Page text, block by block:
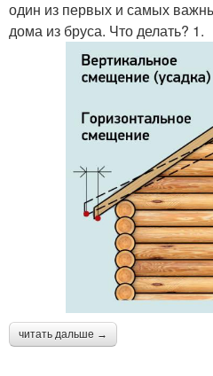
один из первых и самых
дома из бруса. Что делать? 1.
читать дальше →